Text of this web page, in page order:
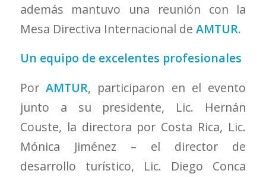
además mantuvo una reunión con la
Mesa Directiva Internacional de AMTUR.
Un equipo de excelentes profesionales
Por AMTUR, participaron en el evento
junto a su presidente, Lic. Hernán
Couste, la directora por Costa Rica, Lic.
Mónica Jiménez – el director de
desarrollo turístico, Lic. Diego Conca